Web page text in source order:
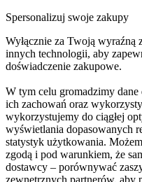
Spersonalizuj swoje zakupy
Wyłącznie za Twoją
innych technologii, aby
doświadczenie zakupowe.
W tym celu gromadzimy
ich zachowań oraz
wykorzystujemy do ciągłej
wyświetlania dopasowanych
statystyk użytkowania.
zgodą i pod warunkiem, że
dostawcy – porównywać
zewnętrznych partnerów, aby